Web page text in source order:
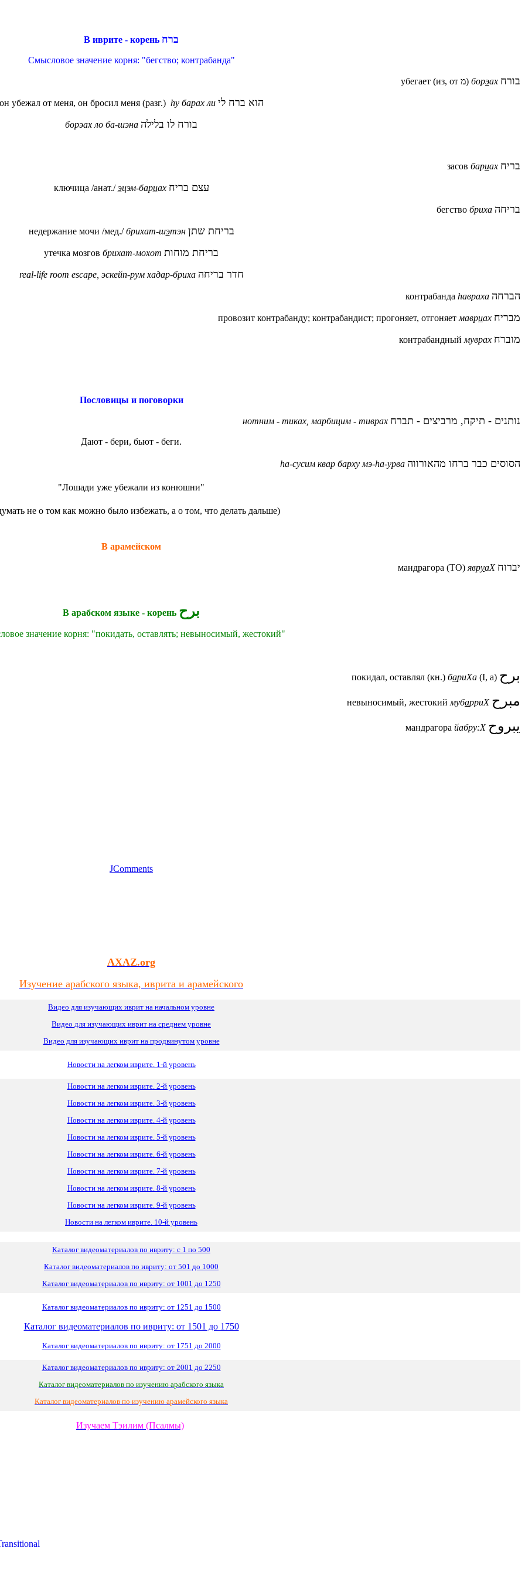
В иврите - корень ברח
Смысловое значение корня: "бегство; контрабанда"
убегает (из, от מ) борэах בורח
он убежал от меня, он бросил меня (разг.) hу барах ли הוא ברח לי
борэах ло ба-шэна בורח לו בלילה
засов бариах בריח
ключица /анат./эцэм-бариах עצם בריח
бегство бриха בריחה
недержание мочи /мед./брихат-шэтэн בריחת שתן
утечка мозгов брихат-мохот בריחת מוחות
real-life room escape, эскейп-рум хадар-бриха חדר בריחה
контрабанда hавраха הברחה
провозит контрабанду; контрабандист; прогоняет, отгоняет мавриах מבריח
контрабандный муврах מוברח
Пословицы и поговорки
нотним - тиках, марбицим - тиврах נותנים - תיקח, מרביצים - תברח
Дают - бери, бьют - беги.
hа-сусим квар барху мэ-ha-урва הסוסים כבר ברחו מהאורווה
"Лошади уже убежали из конюшни"
не о том как можно было избежать, а о том, что делать дальше)
В арамейском
мандрагора (ТО) явруаХ יברוח
В арабском языке - корень برح
значение корня: "покидать, оставлять; невыносимый, жестокий"
покидал, оставлял (кн.) бариХа (I, а) برح
невыносимый, жестокий мубарриХ مبرح
мандрагора йабру:Х يبروح
JComments
AXAZ.org
Изучение арабского языка, иврита и арамейского
Видео для изучающих иврит на начальном уровне
Видео для изучающих иврит на среднем уровне
Видео для изучающих иврит на продвинутом уровне
Новости на легком иврите. 1-й уровень
Новости на легком иврите. 2-й уровень
Новости на легком иврите. 3-й уровень
Новости на легком иврите. 4-й уровень
Новости на легком иврите. 5-й уровень
Новости на легком иврите. 6-й уровень
Новости на легком иврите. 7-й уровень
Новости на легком иврите. 8-й уровень
Новости на легком иврите. 9-й уровень
Новости на легком иврите. 10-й уровень
Каталог видеоматериалов по ивриту: с 1 по 500
Каталог видеоматериалов по ивриту: от 501 до 1000
Каталог видеоматериалов по ивриту: от 1001 до 1250
Каталог видеоматериалов по ивриту: от 1251 до 1500
Каталог видеоматериалов по ивриту: от 1501 до 1750
Каталог видеоматериалов по ивриту: от 1751 до 2000
Каталог видеоматериалов по ивриту: от 2001 до 2250
Каталог видеоматериалов по изучению арабского языка
Каталог видеоматериалов по изучению арамейского языка
Изучаем Тэилим (Псалмы)